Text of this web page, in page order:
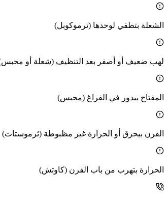
الشعلة بتطفي لوحدها (ترموكوبل)
لهب ضعيف أو أصفر بعد التنظيف (شعلة أو
المفتاح بيدور في الفراغ (محبس)
الفرن بيحرق أو الحرارة غير مظبوطة (ثرموستات)
الحرارة بتهرب من باب الفرن (كاوتش)